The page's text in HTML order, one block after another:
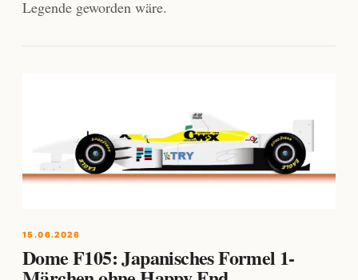
Legende geworden wäre.
15.06.2026
Dome F105: Japanisches Formel 1-